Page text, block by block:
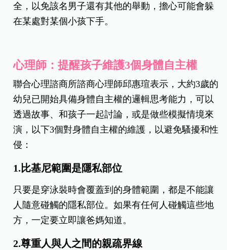
全，以免該名男子還有其他的舉動，擔心可能會躲
在某處對某個小孩下手。
心理師：提醒孩子維護3個身體自主權
聯合心理諮商所諮商心理師邱惠瑄表示，大約3歲的
幼兒已開始具備身體自主權的邏輯思考能力，可以
透過故事、和孩子一起討論，或是做些模擬情境來
演，以下3個對身體自主權的維護，以避免騷擾和性
侵：
1.比基尼範圍是隱私部位
只要是穿泳裝時會覆蓋到的身體範圍，都是不能讓
人隨意碰觸的隱私部位。如果有任何人碰觸這些地
方，一定要立即讓爸媽知道。
2.尊重人與人之間的親疏界線